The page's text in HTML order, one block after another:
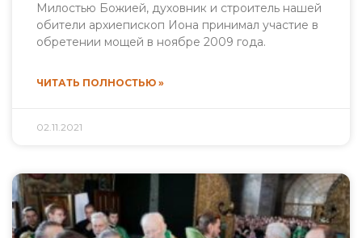
Милостью Божией, духовник и строитель нашей
обители архиепископ Иона принимал участие в
обретении мощей в ноябре 2009 года.
ЧИТАТЬ ПОЛНОСТЬЮ »
02.11.2021